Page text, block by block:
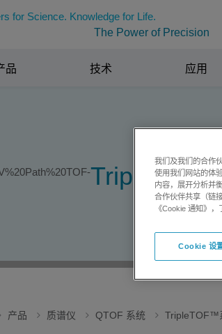
The Power of Precision
品 技术 应用
产品 质谱仪 QTOF 系统 TripleTOF™
我们及我们的合作
使用我们网站的体
内容，展开分析并
合作伙伴共享（链
《Cookie 通知》
Cookie 设